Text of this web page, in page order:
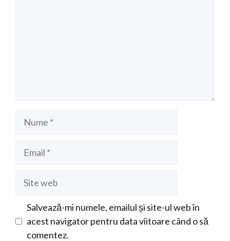
Salvează-mi numele, emailul și site-ul web în
acest navigator pentru data viitoare când o să
comentez.